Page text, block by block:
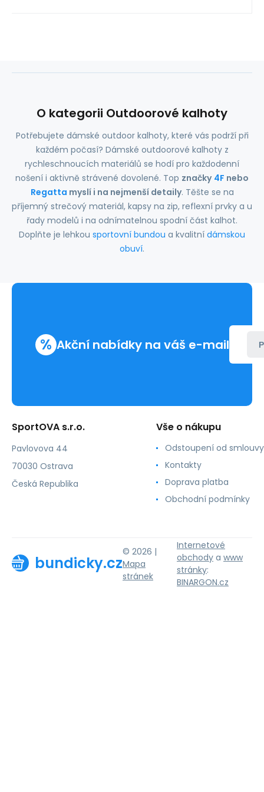
O kategorii Outdoorové kalhoty
Potřebujete dámské outdoor kalhoty, které vás podrží při
každém počasí? Dámské outdoorové kalhoty z
rychleschnoucích materiálů se hodí pro každodenní
nošení i aktivně strávené dovolené. Top značky 4F nebo
Regatta myslí i na nejmenší detaily. Těšte se na
příjemný strečový materiál, kapsy na zip, reflexní prvky a u
řady modelů i na odnímatelnou spodní část kalhot.
Doplňte je lehkou sportovní bundou a kvalitní dámskou
obuví.
% Akční nabídky na váš e-mail
SportOVA s.r.o.
Pavlovova 44
70030 Ostrava
Česká Republika
Vše o nákupu
Odstoupení od smlouvy
Kontakty
Doprava platba
Obchodní podmínky
bundicky.cz
© 2026 |
Mapa
stránek
Internetové
obchody a www
stránky:
BINARGON.cz